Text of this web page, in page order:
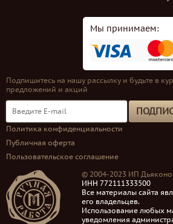
Мы принимаем:
Подпишитесь на нашу рассылку и будьте в
предложений и акций
Политика конфиденциальности
Публичная оферта
Пользовательское соглашение
© 2004-2023 ИП
ИНН 772111333500
Все материалы сайта
его владельцев.
Использование любых
уведомления